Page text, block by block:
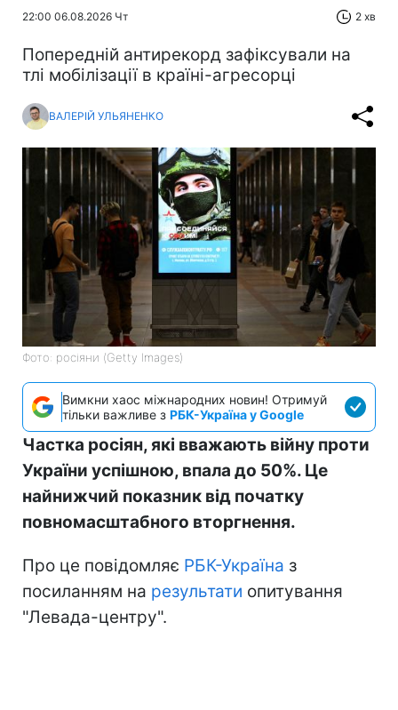
22:00 06.08.2026 Чт 2 хв
Попередній антирекорд зафіксували на
тлі мобілізації в країні-агресорці
ВАЛЕРІЙ УЛЬЯНЕНКО
Фото: росіяни (Getty Images)
Вимкни хаос міжнародних новин! Отримуй
тільки важливе з РБК-Україна у Google
Частка росіян, які вважають війну проти
України успішною, впала до 50%. Це
найнижчий показник від початку
повномасштабного вторгнення.
Про це повідомляє РБК-Україна з
посиланням на результати опитування
"Левада-центру".